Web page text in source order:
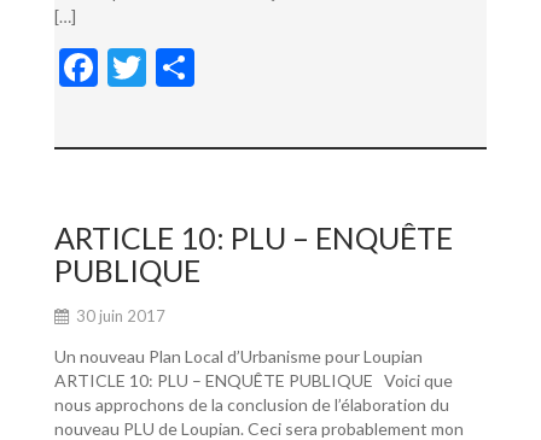
[…]
F
e
o
o
k
T
itt ta
er
ARTICLE 10: PLU – ENQUÊTE
PUBLIQUE
30 juin 2017
Un nouveau Plan Local d’Urbanisme pour Loupian
ARTICLE 10: PLU – ENQUÊTE PUBLIQUE Voici que
nous approchons de la conclusion de l’élaboration du
nouveau PLU de Loupian. Ceci sera probablement mon